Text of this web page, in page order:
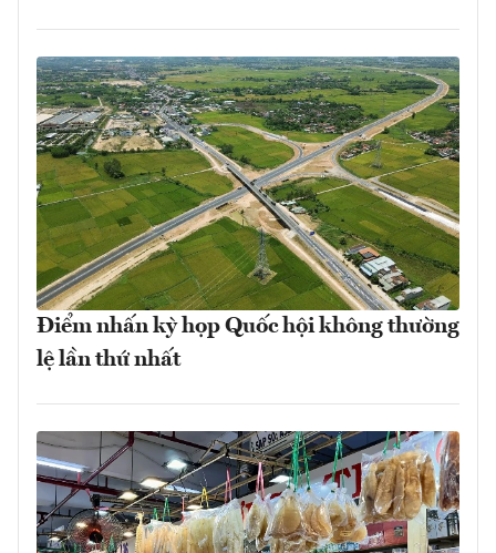
Điểm nhấn kỳ họp Quốc hội không thường
lệ lần thứ nhất